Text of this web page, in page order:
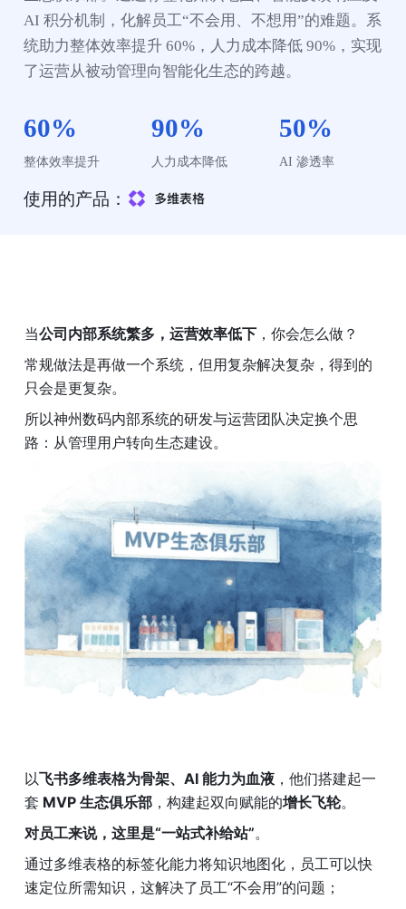
AI 积分机制，化解员工“不会用、不想用”的难题。系
统助力整体效率提升 60%，人力成本降低 90%，实现
了运营从被动管理向智能化生态的跨越。
60%
整体效率提升
90%
人力成本降低
50%
AI 渗透率
使用的产品：
当公司内部系统繁多，运营效率低下 ，你会怎么做？
常规做法是再做一个系统，但用复杂解决复杂，得到的
只会是更复杂。
所以神州数码内部系统的研发与运营团队决定换个思
路：从管理用户转向生态建设。
以飞书多维表格为骨架、AI 能力为血液 ，他们搭建起一
套 MVP 生态俱乐部 ，构建起双向赋能的增长飞轮。
对员工来说，这里是“一站式补给站”。
通过多维表格的标签化能力将知识地图化，员工可以快
速定位所需知识，这解决了员工“不会用”的问题；